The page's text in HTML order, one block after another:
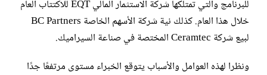
للبرنامج والتي تمتلكها شركة الاستثمار المالي EQT للاكتتاب العام
خلال هذا العام. كذلك نية شركة الأسهم الخاصة BC Partners
لبيع شركة Ceramtec المختصة في صناعة السيراميك.
ونظرا لهذه العوامل والأسباب يتوقع الخبراء مستوى مرتفعًا جدًا